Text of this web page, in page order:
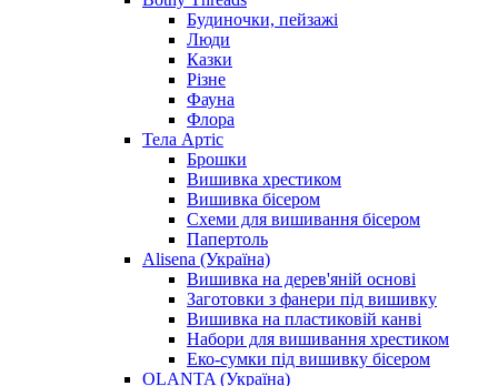
Будиночки, пейзажі
Люди
Казки
Різне
Фауна
Флора
Тела Артіс
Брошки
Вишивка хрестиком
Вишивка бісером
Схеми для вишивання бісером
Папертоль
Alisena (Україна)
Вишивка на дерев'яній основі
Заготовки з фанери під вишивку
Вишивка на пластиковій канві
Набори для вишивання хрестиком
Еко-сумки під вишивку бісером
OLANTA (Україна)